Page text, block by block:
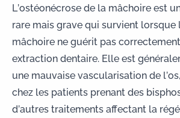
L’ostéonécrose de la mâchoire est
rare mais grave qui survient lorsque
mâchoire ne guérit pas
extraction dentaire. Elle est
une mauvaise vascularisation de
chez les patients prenant des
d’autres traitements affectant la